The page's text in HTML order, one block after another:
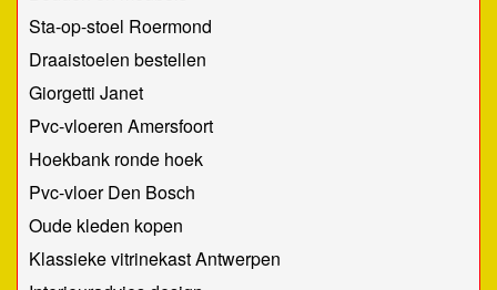
Sta-op-stoel Roermond
Draaistoelen bestellen
Giorgetti Janet
Pvc-vloeren Amersfoort
Hoekbank ronde hoek
Pvc-vloer Den Bosch
Oude kleden kopen
Klassieke vitrinekast Antwerpen